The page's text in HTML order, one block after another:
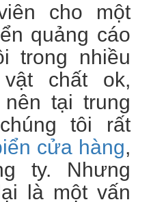
cho một
quảng cáo
trong nhiều
chất ok,
tại trung
tôi rất
cửa hàng,
ty. Nhưng
là một vấn